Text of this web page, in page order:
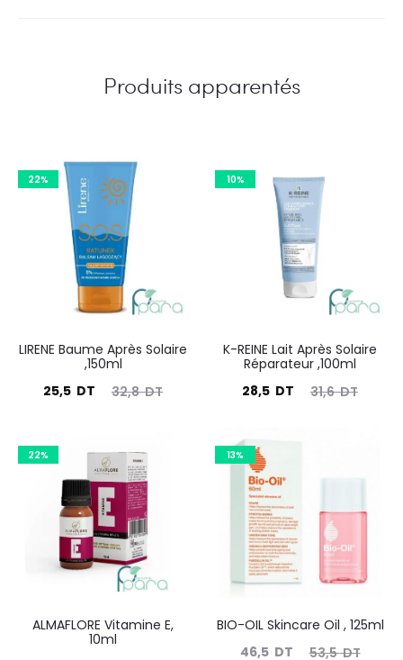
Produits apparentés
22%
LIRENE Baume Après Solaire
,150ml
32,8DT
Le
était :
32,8
DT.
25,5 DT
actuel
10%
K-REINE Lait Après Solaire
Réparateur ,100ml
31,6DT
Le
initial
était :
31,6
DT.
28,5 DT
actuel
22%
ALMAFLORE Vitamine E,
10ml
13%
BIO-OIL Skincare Oil , 125ml
53,5DT
Le
46,5 DT